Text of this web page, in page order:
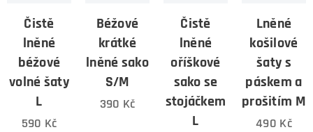
Čistě
lněné
béžové
volné šaty
L
590 Kč
Béžové
krátké
lněné sako
S/M
390 Kč
Čistě
lněné
oříškové
sako se
stojáčkem
L
Lněné
košilové
šaty s
páskem a
prošitím M
490 Kč